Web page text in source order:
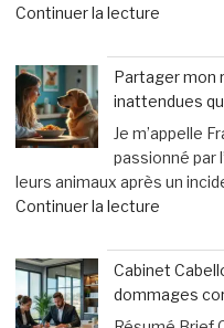
d’alarme
femmes
désertent
boums »
Continuer la lecturede
Nous
un
système
inutile
»
:
de
santé
Partager mon
inattendues
Je m’appelle
passionné par
leurs animaux après un
Continuer la lecturede
mon
repas
avec
Cabinet
dommages